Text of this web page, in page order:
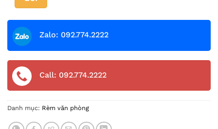
Zalo: 092.774.2222
Call: 092.774.2222
Danh mục: Rèm văn phòng